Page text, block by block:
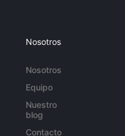
Nosotros
Nosotros
Equipo
Nuestro
blog
Contacto